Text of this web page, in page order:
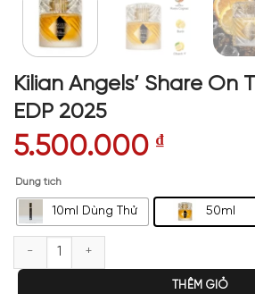
Kilian Angels’ Share On
EDP 2025
5.500.000 ₫
Dung tích
10ml Dùng Thử 50ml
Kilian Angels' Share On The Rocks EDP 2025
THÊM GIỎ